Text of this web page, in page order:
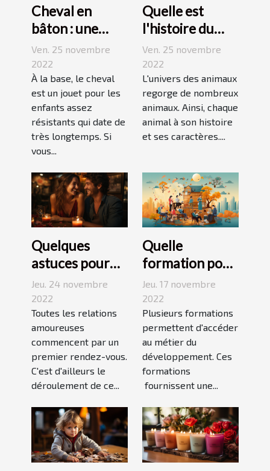
Cheval en
bâton : une
bonne
découverte
pour enfant
Ven. 25 novembre
2022
À la base, le cheval
est un jouet pour les
enfants assez
résistants qui date de
très longtemps. Si
vous...
Quelle est
l'histoire du
Jack Russell
terrier ?
Ven. 25 novembre
2022
L'univers des animaux
regorge de nombreux
animaux. Ainsi, chaque
animal à son histoire
et ses caractères....
Quelques
astuces pour
réussir son
premier
rendez-vous
Jeu. 24 novembre
2022
Toutes les relations
amoureuses
commencent par un
premier rendez-vous.
C'est d'ailleurs le
déroulement de ce...
Quelle
formation pour
travailler dans
le
développement
durable ?
Jeu. 17 novembre
2022
Plusieurs formations
permettent d'accéder
au métier du
développement. Ces
formations
fournissent une...